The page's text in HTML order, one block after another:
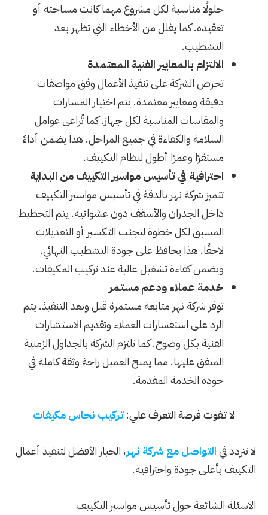
حلولًا مناسبة لكل مشروع مهما كانت مساحته أو
تعقيده. كما يقلل من الأخطاء التي تظهر بعد
التشطيب.
الالتزام بالمعايير الفنية المعتمدة
تحرص الشركة على تنفيذ الأعمال وفق مواصفات
دقيقة ومعايير معتمدة. يتم اختيار المسارات
والمقاسات المناسبة لكل جهاز. كما تُراعى عوامل
السلامة والكفاءة في جميع المراحل. هذا يضمن أداءً
مستقرًا وعمرًا أطول لنظام التكييف.
احترافية في تأسيس مواسير التكييف من البداية
تتميز شركة نهر بالدقة فيتأسيس مواسير التكييف
داخل الجدران والأسقف دون عشوائية. يتم التخطيط
المسبق لكل خطوة لتجنب التكسير أو التعديلات
لاحقًا. هذا يحافظ على جودة التشطيب النهائي.
ويضمن كفاءة تشغيل عالية عند تركيب المكيفات.
خدمة عملاء ودعم مستمر
توفر شركة نهر متابعة مستمرة قبل وبعد التنفيذ. يتم
الرد على استفسارات العملاء وتقديم الاستشارات
الفنية بكل وضوح. كما تلتزم الشركة بالجداول الزمنية
المتفق عليها. مما يمنح العميل راحة وثقة كاملة في
جودة الخدمة المقدمة.
لا تفوت فرصة التعرف علي:تركيب نحاس مكيفات
لا تتردد فيالتواصل مع شركة نهر، الخيار الأفضل لتنفيذ أعمال
التكييف بأعلى جودة واحترافية.
الاسئلة الشائعة حول تأسيس مواسير التكييف